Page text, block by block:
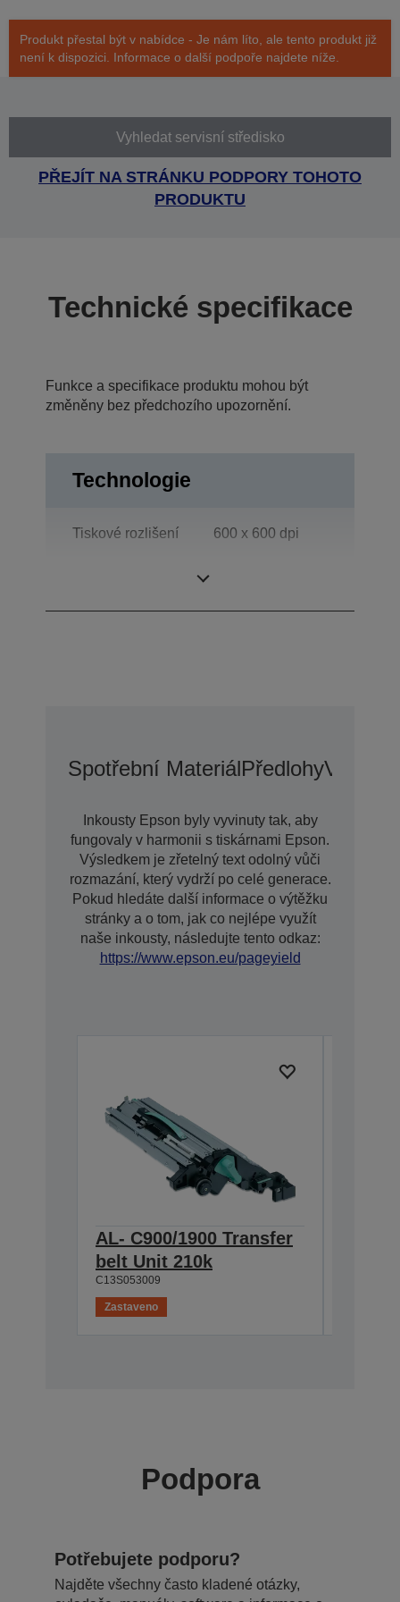
Produkt přestal být v nabídce - Je nám líto, ale tento produkt již
není k dispozici. Informace o další podpoře najdete níže.
Vyhledat servisní středisko
PŘEJÍT NA STRÁNKU PODPORY TOHOTO
PRODUKTU
Technické specifikace
Funkce a specifikace produktu mohou být
změněny bez předchozího upozornění.
Technologie
Tiskové rozlišení 600 x 600 dpi
Spotřební MateriálPředlohy
Inkousty Epson byly vyvinuty tak, aby
fungovaly v harmonii s tiskárnami Epson.
Výsledkem je zřetelný text odolný vůči
rozmazání, který vydrží po celé generace.
Pokud hledáte další informace o výtěžku
stránky a o tom, jak co nejlépe využít
naše inkousty, následujte tento odkaz:
https://www.epson.eu/pageyield
AL- C900/1900 Transfer
belt Unit 210k
C13S053009
Zastaveno
Podpora
Potřebujete podporu?
Najděte všechny často kladené otázky,